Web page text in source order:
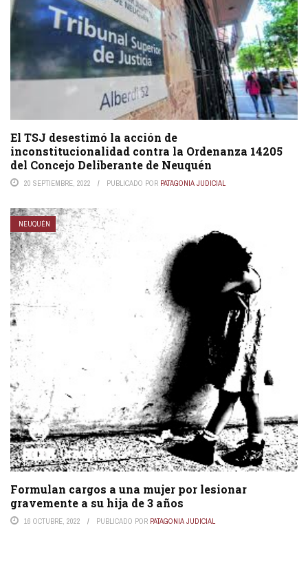
El TSJ desestimó la acción de
inconstitucionalidad contra la Ordenanza 14205
del Concejo Deliberante de Neuquén
20 SEPTIEMBRE, 2022 PUBLICADO POR PATAGONIA JUDICIAL
NEUQUÉN
Formulan cargos a una mujer por lesionar
gravemente a su hija de 3 años
16 OCTUBRE, 2022 PUBLICADO POR PATAGONIA JUDICIAL